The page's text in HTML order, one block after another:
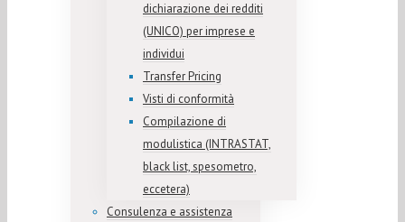
dichiarazione dei redditi
(UNICO) per imprese e
individui
Transfer Pricing
Visti di conformità
Compilazione di
modulistica (INTRASTAT,
black list, spesometro,
eccetera)
Consulenza e assistenza